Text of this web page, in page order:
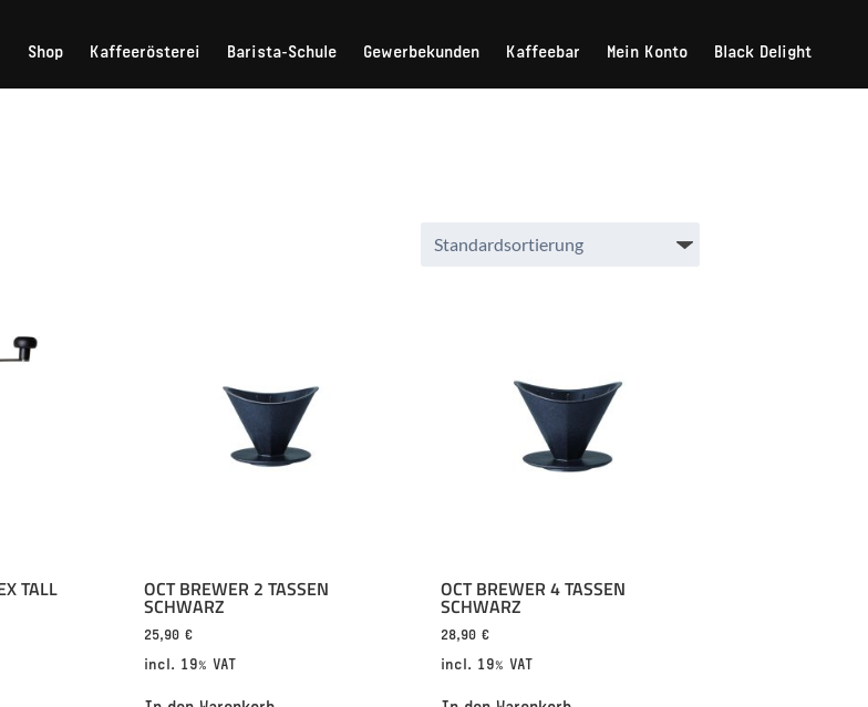
Shop Kaffeerösterei Barista-Schule Gewerbekunden Kaffeebar Mein Konto Black Delight
TALL OCT BREWER 2 TASSEN
SCHWARZ
25,90 €
incl. 19% VAT
OCT BREWER 4 TASSEN
SCHWARZ
28,90€
incl. 19% VAT